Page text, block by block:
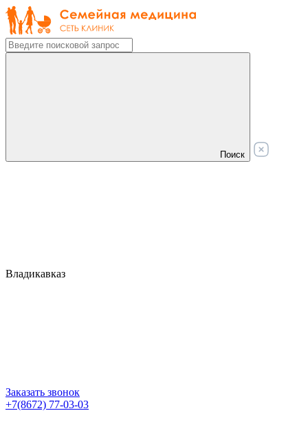
Поиск
Владикавказ
Заказать звонок
+7(8672) 77-03-03